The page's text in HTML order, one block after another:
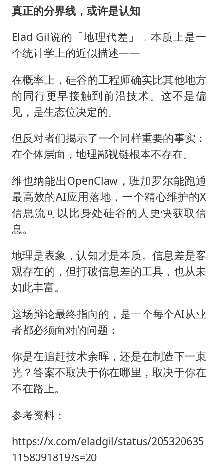
真正的分界线，或许是认知
Elad Gil说的「地理代差」，本质上是一
个统计学上的近似描述——
在概率上，硅谷的工程师确实比其他地方
的同行更早接触到前沿技术。这不是偏
见，是生态位决定的。
但反对者们揭示了一个同样重要的事实：
在个体层面，地理鄙视链根本不存在。
维也纳能出OpenClaw，班加罗尔能跑通
最高效的AI应用落地，一个精心维护的X
信息流可以比身处硅谷的人更快获取信
息。
地理是表象，认知才是本质。信息差是客
观存在的，但打破信息差的工具，也从未
如此丰富。
这场辩论最终指向的，是一个每个AI从业
者都必须面对的问题：
你是在追赶技术余晖，还是在制造下一束
光？答案不取决于你在哪里，取决于你在
不在路上。
参考资料：
https://x.com/eladgil/status/205320635
1158091819?s=20